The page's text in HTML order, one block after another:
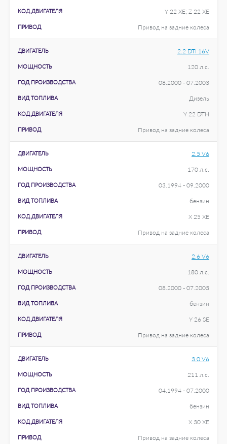
КОД ДВИГАТЕЛЯ Y 22 XE; Z 22 XE
ПРИВОД Привод на задние колеса
ДВИГАТЕЛЬ 2.2 DTI 16V
МОЩНОСТЬ 120 л.с.
ГОД ПРОИЗВОДСТВА 08.2000 - 07.2003
ВИД ТОПЛИВА Дизель
КОД ДВИГАТЕЛЯ Y 22 DTH
ПРИВОД Привод на задние колеса
ДВИГАТЕЛЬ 2.5 V6
МОЩНОСТЬ 170 л.с.
ГОД ПРОИЗВОДСТВА 03.1994 - 09.2000
ВИД ТОПЛИВА бензин
КОД ДВИГАТЕЛЯ X 25 XE
ПРИВОД Привод на задние колеса
ДВИГАТЕЛЬ 2.6 V6
МОЩНОСТЬ 180 л.с.
ГОД ПРОИЗВОДСТВА 08.2000 - 07.2003
ВИД ТОПЛИВА бензин
КОД ДВИГАТЕЛЯ Y 26 SE
ПРИВОД Привод на задние колеса
ДВИГАТЕЛЬ 3.0 V6
МОЩНОСТЬ 211 л.с.
ГОД ПРОИЗВОДСТВА 04.1994 - 07.2000
ВИД ТОПЛИВА бензин
КОД ДВИГАТЕЛЯ X 30 XE
ПРИВОД Привод на задние колеса